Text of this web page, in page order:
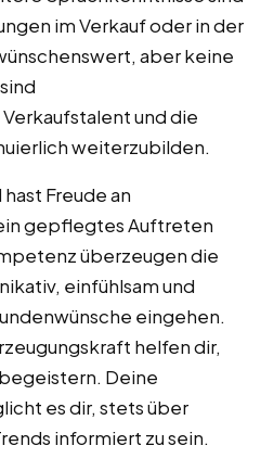
im Verkauf oder in der
aber keine
und die
weiterzubilden.
Freude an
gepflegtes Auftreten
überzeugen die
einfühlsam und
eingehen.
helfen dir,
Deine
es dir, stets über
informiert zu sein.